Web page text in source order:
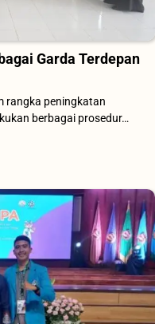
Garda Terdepan
rangka peningkatan
berbagai prosedur…